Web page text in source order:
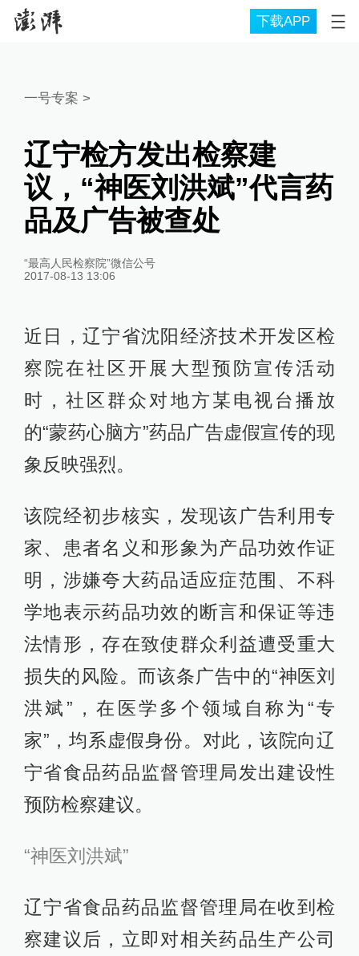
下载APP
一号专案 >
辽宁检方发出检察建
议，“神医刘洪斌”代言药
品及广告被查处
“最高人民检察院”微信公号
2017-08-13 13:06
近日，辽宁省沈阳经济技术开发区检
察院在社区开展大型预防宣传活动
时，社区群众对地方某电视台播放
的“蒙药心脑方”药品广告虚假宣传的现
象反映强烈。
该院经初步核实，发现该广告利用专
家、患者名义和形象为产品功效作证
明，涉嫌夸大药品适应症范围、不科
学地表示药品功效的断言和保证等违
法情形，存在致使群众利益遭受重大
损失的风险。而该条广告中的“神医刘
洪斌”，在医学多个领域自称为“专
家”，均系虚假身份。对此，该院向辽
宁省食品药品监督管理局发出建设性
预防检察建议。
“神医刘洪斌”
辽宁省食品药品监督管理局在收到检
察建议后，立即对相关药品生产公司